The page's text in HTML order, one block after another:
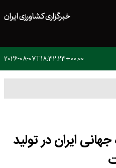
خبرگزاری کشاورزی ایران
2026-08-07T18:32:23+00:00
ایران در تولید